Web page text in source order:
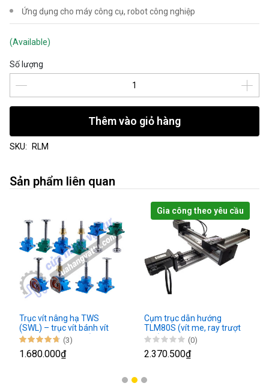
Ứng dụng cho máy công cụ, robot công nghiệp
(Available)
Số lượng
Thêm vào giỏ hàng
SKU: RLM
Sản phẩm liên quan
Trục vít nâng hạ TWS
(SWL) – trục vít bánh vít
(Tay quay, động cơ)
(3)
1.680.000₫
Gia công theo yêu cầu
Cụm trục dẫn hướng
TLM80S (vít me, ray trượt
kép)
(0)
2.370.500₫